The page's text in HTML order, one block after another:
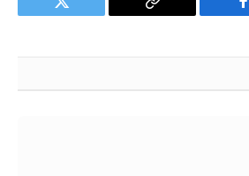
فيسبوك
Copy
تويتر